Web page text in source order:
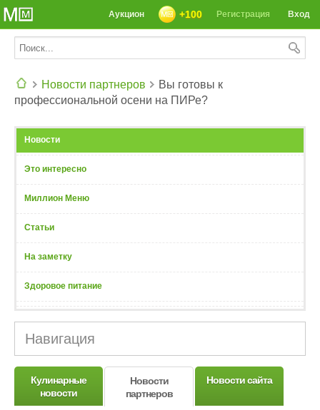
Вход
Регистрация
+100
Аукцион
Новости партнеров
Вы готовы к
профессиональной осени на ПИРе?
Новости
Это интересно
Миллион Меню
Статьи
На заметку
Здоровое питание
Навигация
Кулинарные
новости
Новости
партнеров
Новости сайта